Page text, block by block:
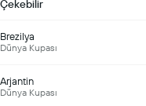
Brezilya
Dünya Kupası
Arjantin
Dünya Kupası
Toplam Gol (2.5)